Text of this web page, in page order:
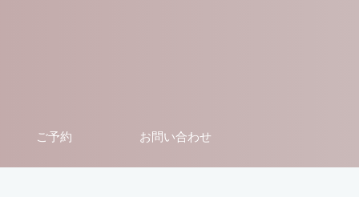
ご予約 お問い合わせ